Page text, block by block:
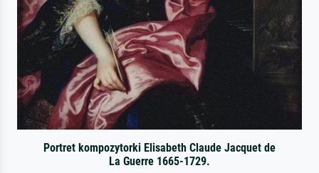
Portret kompozytorki Elisabeth Claude Jacquet de
La Guerre 1665-1729.